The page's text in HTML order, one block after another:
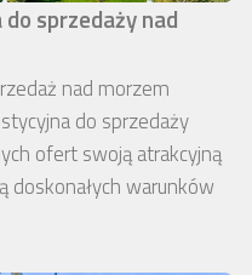
sprzedaży nad
nad morzem
do sprzedaży
ofert swoją atrakcyjną
doskonałych warunków